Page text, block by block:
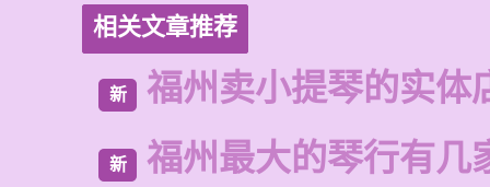
相关文章推荐
新 福州卖小提琴的实体
新 福州最大的琴行有几